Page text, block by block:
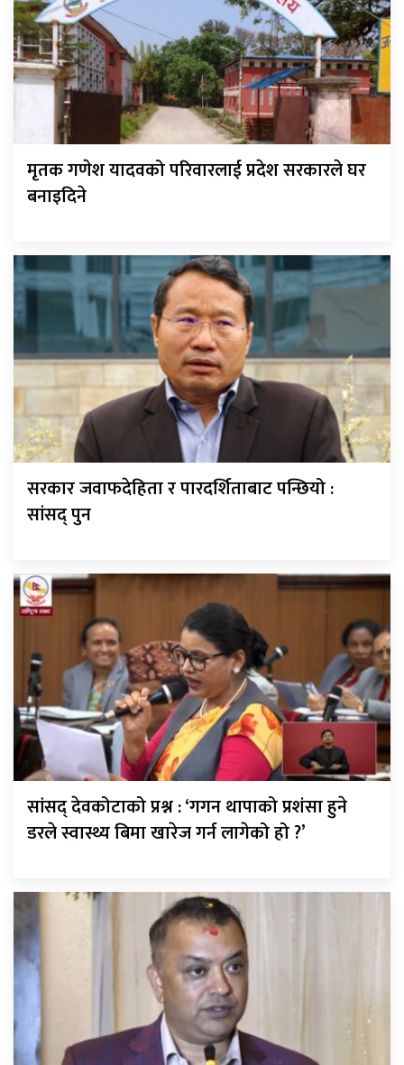
मृतक गणेश यादवको परिवारलाई प्रदेश सरकारले घर
बनाइदिने
सरकार जवाफदेहिता र पारदर्शिताबाट पन्छियो :
सांसद् पुन
सांसद् देवकोटाको प्रश्न : ‘गगन थापाको प्रशंसा हुने
डरले स्वास्थ्य बिमा खारेज गर्न लागेको हो ?’